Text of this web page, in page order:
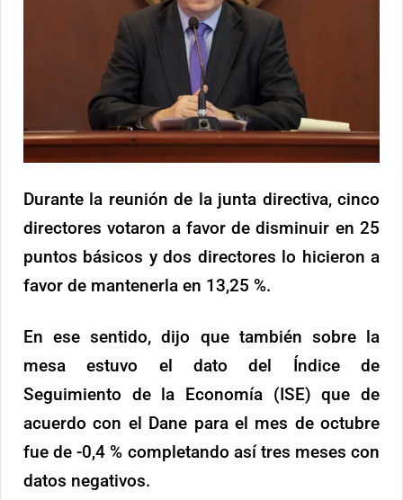
Durante la reunión de la junta directiva, cinco
directores votaron a favor de disminuir en 25
puntos básicos y dos directores lo hicieron a
favor de mantenerla en 13,25 %.
En ese sentido, dijo que también sobre la
mesa estuvo el dato del Índice de
Seguimiento de la Economía (ISE) que de
acuerdo con el Dane para el mes de octubre
fue de -0,4 % completando así tres meses con
datos negativos.